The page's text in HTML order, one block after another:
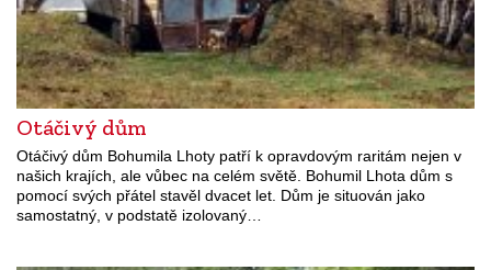
Otáčivý dům
Otáčivý dům Bohumila Lhoty patří k opravdovým raritám nejen v
našich krajích, ale vůbec na celém světě. Bohumil Lhota dům s
pomocí svých přátel stavěl dvacet let. Dům je situován jako
samostatný, v podstatě izolovaný…